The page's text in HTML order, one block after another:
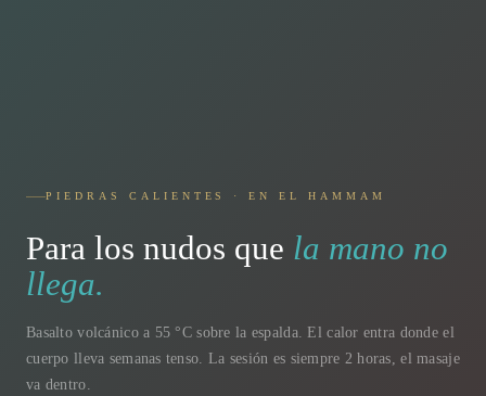
PIEDRAS CALIENTES · EN EL HAMMAM
Para los nudos que la mano no
llega.
Basalto volcánico a 55 °C sobre la espalda. El calor entra donde el
cuerpo lleva semanas tenso. La sesión es siempre 2 horas, el masaje
va dentro.